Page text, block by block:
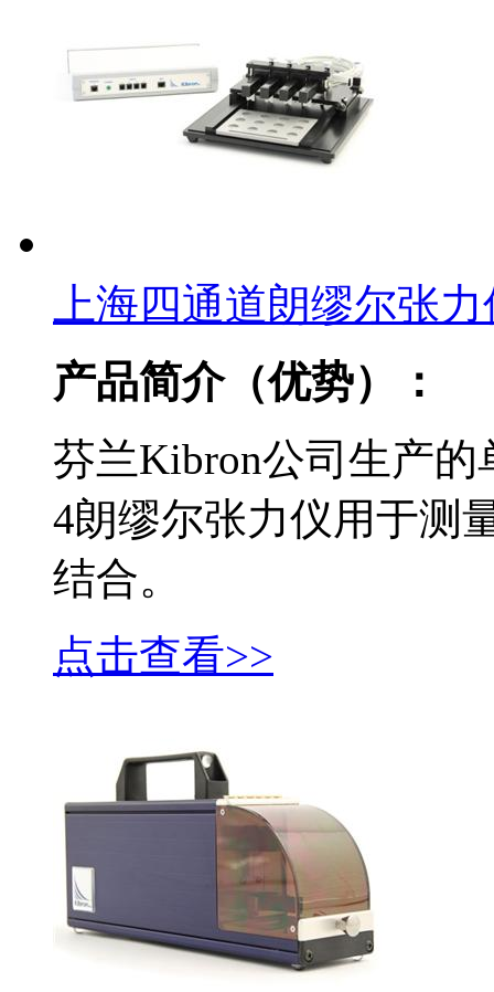
上海四通道朗缪尔张
产品简介（优势）：
芬兰Kibron公司生产的
4朗缪尔张力仪用于测
结合。
点击查看>>